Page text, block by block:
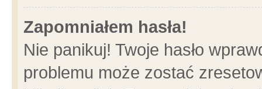
Zapomniałem hasła!
Nie panikuj! Twoje hasło
problemu może zostać